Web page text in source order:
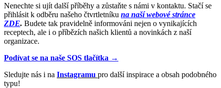
Nenechte si ujít další příběhy a zůstaňte s námi v kontaktu. Stačí se
přihlásit k odběru našeho čtvrtletníku na naší webové stránce
ZDE. Budete tak pravidelně informováni nejen o vynikajících
receptech, ale i o příbězích našich klientů a novinkách z naší
organizace.
Podívat se na naše SOS tlačítka →
Sledujte nás i na Instagramu pro další inspirace a obsah podobného
typu!